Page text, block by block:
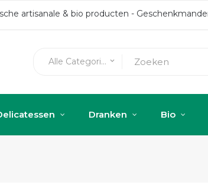
artisanale & bio producten -
Alle Categorieën keyboard_arrow_down
Dranken Bio